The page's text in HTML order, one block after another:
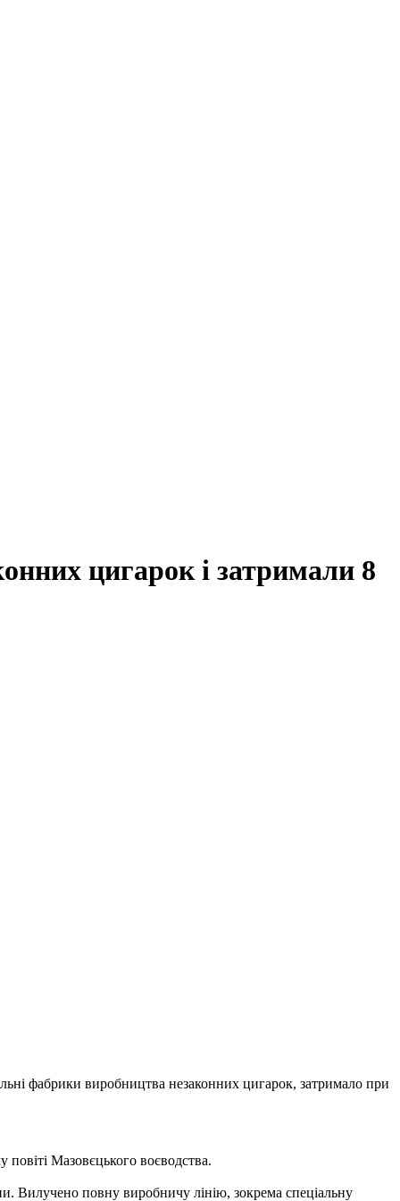
цигарок і затримали 8
фабрики виробництва незаконних цигарок, затримало при
Мазовєцького воєводства.
Вилучено повну виробничу лінію, зокрема спеціальну